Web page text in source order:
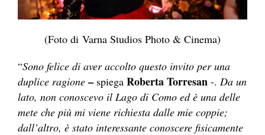
(Foto di Varna Studios Photo & Cinema)
“Sono felice di aver accolto questo invito per una
duplice ragione – spiega Roberta Torresan -. Da un
lato, non conoscevo il Lago di Como ed è una delle
mete che più mi viene richiesta dalle mie coppie;
dall’altro, è stato interessante conoscere fisicamente